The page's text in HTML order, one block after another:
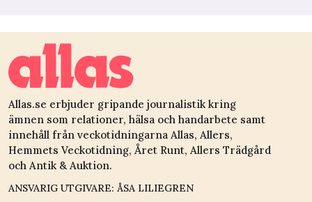
Allas.se erbjuder gripande journalistik kring
ämnen som relationer, hälsa och handarbete samt
innehåll från veckotidningarna Allas, Allers,
Hemmets Veckotidning, Året Runt, Allers Trädgård
och Antik & Auktion.
ANSVARIG UTGIVARE: ÅSA LILIEGREN